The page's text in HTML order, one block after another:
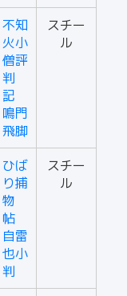
不知
火小
僧評
判
記
鳴門
飛脚
スチー
ル
ひば
り捕
物
帖
自雷
也小
判
スチー
ル